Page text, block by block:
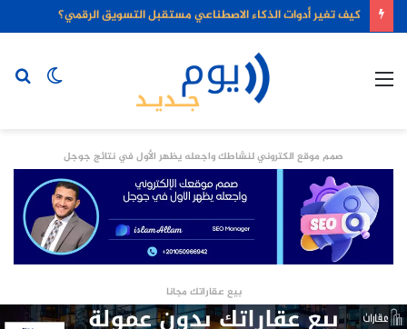
كيف تغير أدوات الذكاء الاصطناعي مستقبل التسويق الرقمي؟
الوضع
صمم موقع الكتروني لنشاطك واجعله يظهر الأول في نتائج جوجل
بيع عقاراتك مجانا